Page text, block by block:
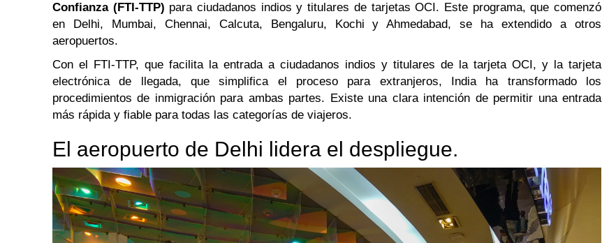
Confianza (FTI-TTP) para ciudadanos indios y titulares de tarjetas OCI. Este programa, que comenzó
en Delhi, Mumbai, Chennai, Calcuta, Bengaluru, Kochi y Ahmedabad, se ha extendido a otros
aeropuertos.
Con el FTI-TTP, que facilita la entrada a ciudadanos indios y titulares de la tarjeta OCI, y la tarjeta
electrónica de llegada, que simplifica el proceso para extranjeros, India ha transformado los
procedimientos de inmigración para ambas partes. Existe una clara intención de permitir una entrada
más rápida y fiable para todas las categorías de viajeros.
El aeropuerto de Delhi lidera el despliegue.